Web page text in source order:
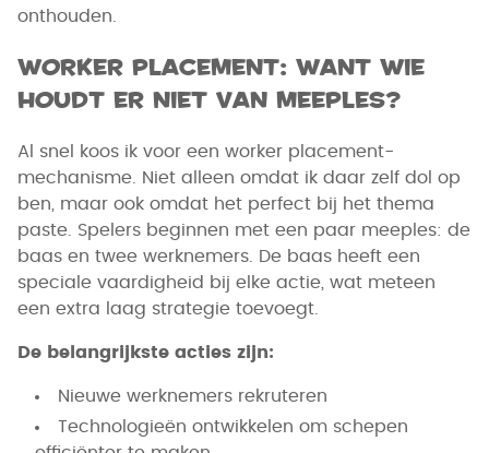
onthouden.
Worker Placement: want wie
houdt er niet van meeples?
Al snel koos ik voor een worker placement-
mechanisme. Niet alleen omdat ik daar zelf dol op
ben, maar ook omdat het perfect bij het thema
paste. Spelers beginnen met een paar meeples: de
baas en twee werknemers. De baas heeft een
speciale vaardigheid bij elke actie, wat meteen
een extra laag strategie toevoegt.
De belangrijkste acties zijn:
Nieuwe werknemers rekruteren
Technologieën ontwikkelen om schepen